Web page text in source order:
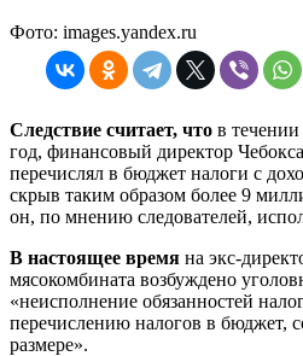
Фото: images.yandex.ru
Следствие считает, что в течении
год, финансовый директор
перечислял в бюджет налоги с
скрыв таким образом более 9
он, по мнению следователей,
В настоящее время на экс-
мясокомбината возбуждено
«неисполнение обязанностей
перечислению налогов в бюджет,
размере».